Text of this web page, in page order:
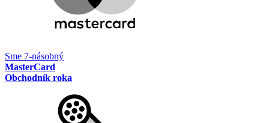
Sme 7-násobný
MasterCard
Obchodník roka